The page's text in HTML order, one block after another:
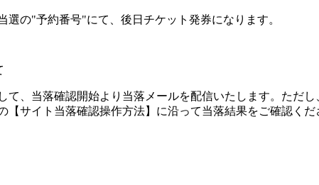
選の"予約番号"にて、後日チケット発券になります。
て、当落確認開始より当落メールを配信いたします。ただ
【サイト当落確認操作方法】に沿って当落結果をご確認くだ